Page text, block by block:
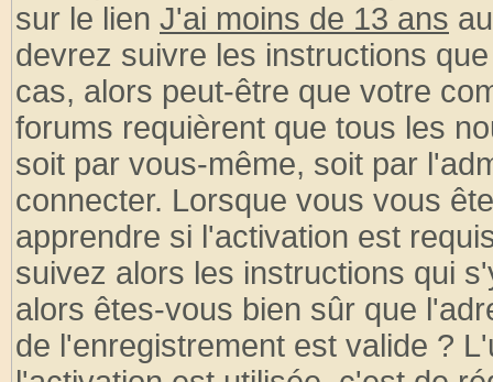
sur le lien J'ai moins de 13 ans
devrez suivre les instructions
cas, alors peut-être que votre
forums requièrent que tous les
soit par vous-même, soit par
connecter. Lorsque vous vous
apprendre si l'activation est
suivez alors les instructions qui
alors êtes-vous bien sûr que
de l'enregistrement est valide ?